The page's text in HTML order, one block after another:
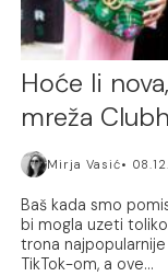
Hoće li
mreža
Mirja Vasić
Baš kada smo
bi mogla uzeti
trona
TikTok-om, a ove...